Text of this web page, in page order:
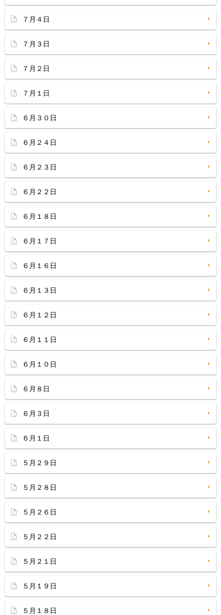
７月４日
７月３日
７月２日
７月１日
６月３０日
６月２４日
６月２３日
６月２２日
６月１８日
６月１７日
６月１６日
６月１３日
６月１２日
６月１１日
６月１０日
６月８日
６月３日
６月１日
５月２９日
５月２８日
５月２６日
５月２２日
５月２１日
５月１９日
５月１８日